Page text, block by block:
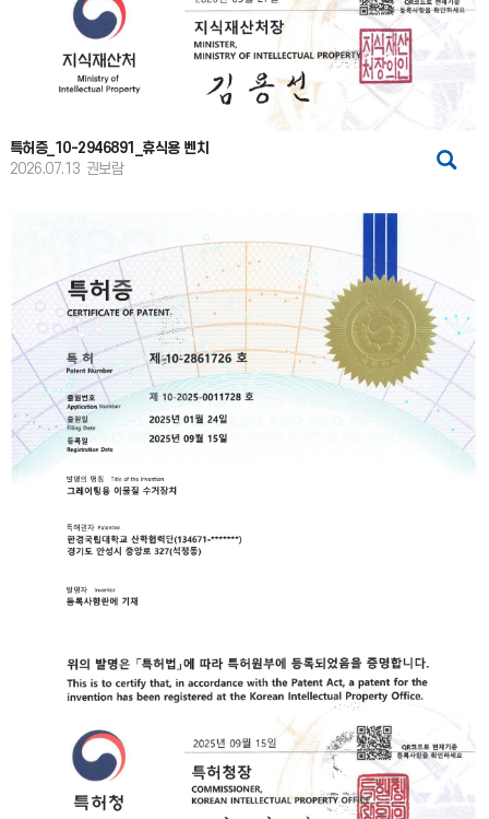
특허증_10-2946891_휴식용 벤치
2026.07.13 권보람